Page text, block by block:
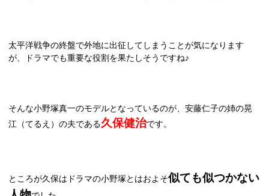
太平洋戦争の終盤で外地に出征してしまうことが気になります
が、ドラマでも重要な役割を果たしそうですね♪
そんな小野塚真一のモデルとなっているのが、安藤仁子の姉の晃
江（てるえ）の夫である久保健治です。
ところが久保はドラマの小野塚とはおよそ似ても似つかない